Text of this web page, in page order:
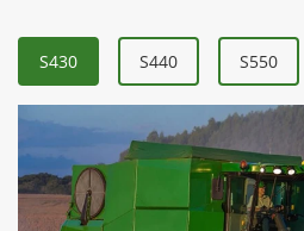
S430 S440 S550